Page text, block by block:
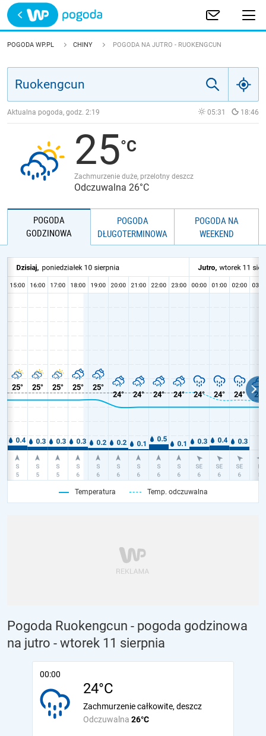
Trwa ładowanie
POLSKA
JAKOŚĆ POWIETRZA
POGODA WP.PL CHINY POGODA NA JUTRO - RUOKENGCUN
Aktualna pogoda, godz. 2:19 05:31 18:46
25
Zachmurzenie duże, przelotny deszcz
Odczuwalna 26°C
POGODA
GODZINOWA
POGODA
DŁUGOTERMINOWA
POGODA NA
WEEKEND
Temperatura Temp. odczuwalna
Pogoda Ruokengcun - pogoda godzinowa
na jutro - wtorek 11 sierpnia
00:00
24°C
Odczuwalna 26°C
Zachmurzenie całkowite, deszcz